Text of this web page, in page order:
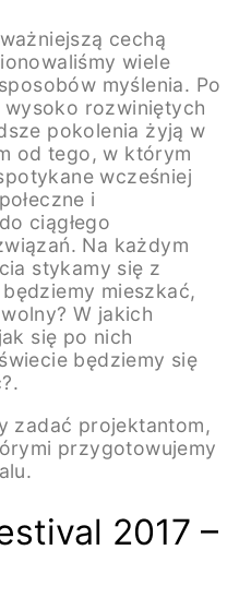
cechą
wiele
myślenia. Po
rozwiniętych
pokolenia żyją w
od tego, w którym
wcześniej
i
ciągłego
Na każdym
stykamy się z
mieszkać,
W jakich
się po nich
będziemy się
zadać projektantom,
przygotowujemy
2017 –